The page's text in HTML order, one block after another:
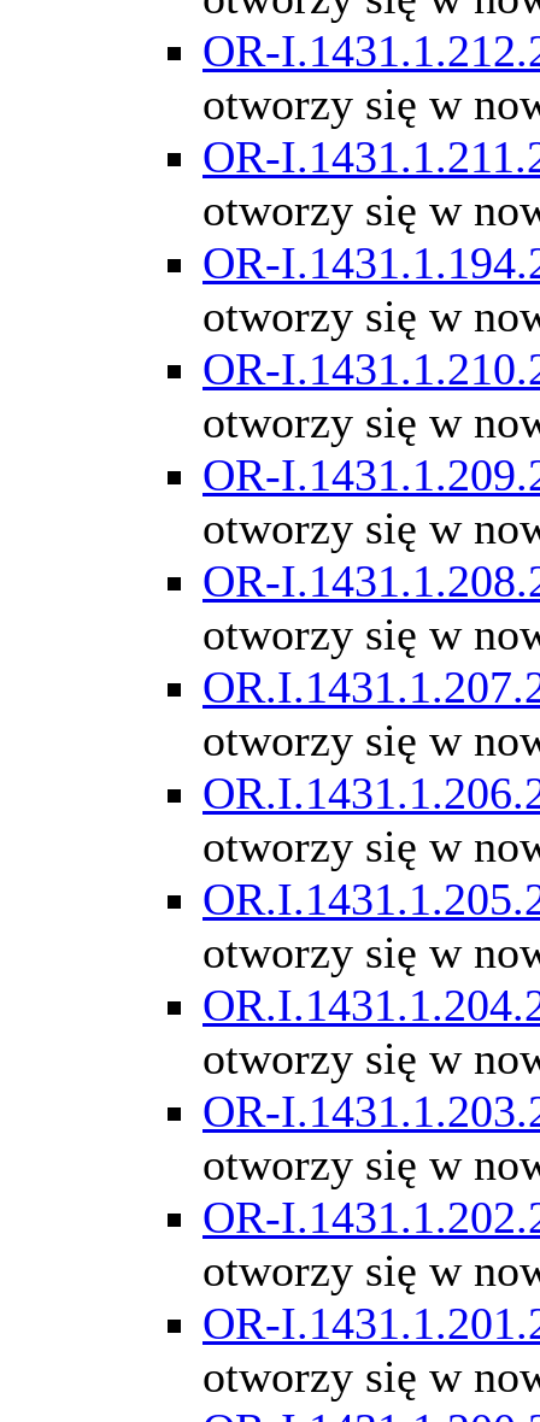
OR-
otworzy się w
OR-
otworzy się w
OR-
otworzy się w
OR-
otworzy się w
OR-
otworzy się w
OR-
otworzy się w
otworzy się w
otworzy się w
otworzy się w
otworzy się w
OR-
otworzy się w
OR-
otworzy się w
OR-
otworzy się w